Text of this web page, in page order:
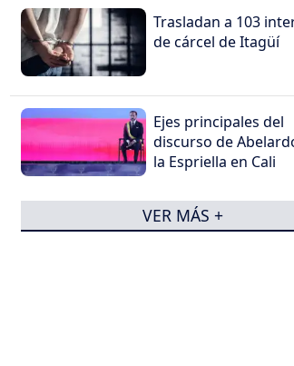
Trasladan a 103
de cárcel de Itagüí
Ejes principales del
discurso de
la Espriella en Cali
VER MÁS +